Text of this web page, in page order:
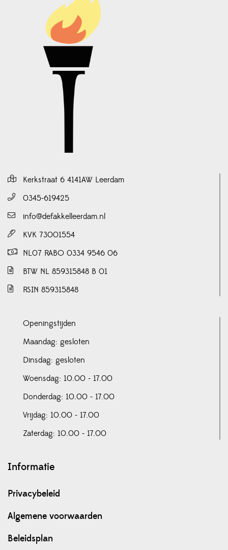
Kerkstraat 6 4141AW Leerdam
0345-619425
info@defakkelleerdam.nl
KVK 73001554
NL07 RABO 0334 9546 06
BTW NL 859315848 B 01
RSIN 859315848
Openingstijden
Maandag: gesloten
Dinsdag: gesloten
Woensdag: 10.00 - 17.00
Donderdag: 10.00 - 17.00
Vrijdag: 10.00 - 17.00
Zaterdag: 10.00 - 17.00
Informatie
Privacybeleid
Algemene voorwaarden
Beleidsplan